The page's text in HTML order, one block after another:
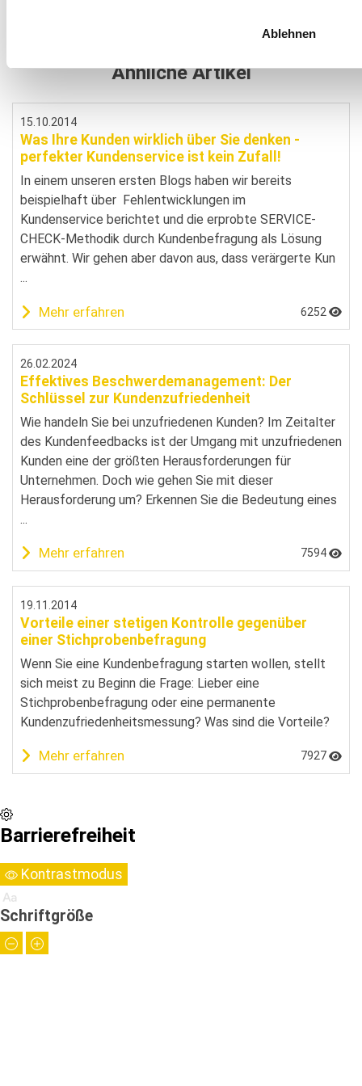
Ablehnen
Ähnliche Artikel
15.10.2014
Was Ihre Kunden wirklich über Sie denken -
perfekter Kundenservice ist kein Zufall!
In einem unseren ersten Blogs haben wir bereits
beispielhaft über Fehlentwicklungen im
Kundenservice berichtet und die erprobte SERVICE-
CHECK-Methodik durch Kundenbefragung als Lösung
erwähnt. Wir gehen aber davon aus, dass verärgerte Kun
...
Mehr erfahren 6252
26.02.2024
Effektives Beschwerdemanagement: Der
Schlüssel zur Kundenzufriedenheit
Wie handeln Sie bei unzufriedenen Kunden? Im Zeitalter
des Kundenfeedbacks ist der Umgang mit unzufriedenen
Kunden eine der größten Herausforderungen für
Unternehmen. Doch wie gehen Sie mit dieser
Herausforderung um? Erkennen Sie die Bedeutung eines
...
Mehr erfahren 7594
19.11.2014
Vorteile einer stetigen Kontrolle gegenüber
einer Stichprobenbefragung
Wenn Sie eine Kundenbefragung starten wollen, stellt
sich meist zu Beginn die Frage: Lieber eine
Stichprobenbefragung oder eine permanente
Kundenzufriedenheitsmessung? Was sind die Vorteile?
Mehr erfahren 7927
Barrierefreiheit
Kontrastmodus
Schriftgröße